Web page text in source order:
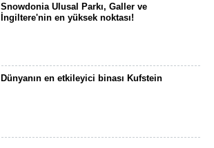
Snowdonia Ulusal Parkı, Galler ve
İngiltere'nin en yüksek noktası!
Dünyanın en etkileyici binası Kufstein